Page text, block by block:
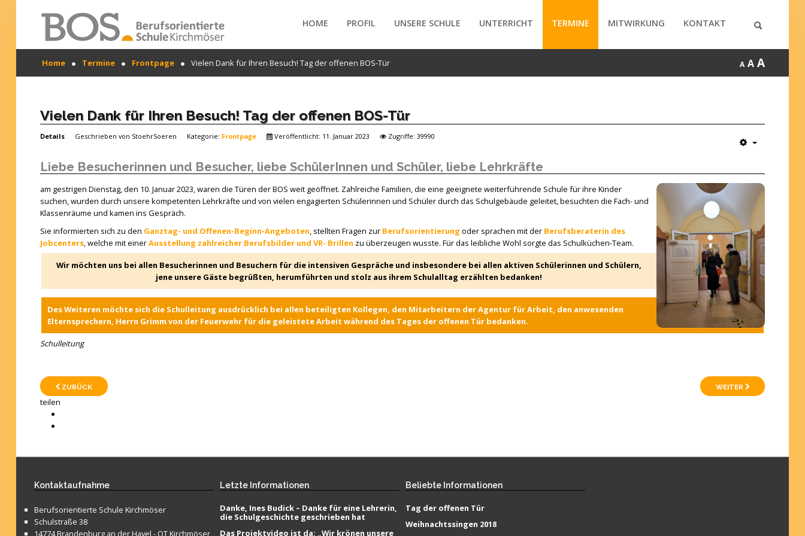
Warning: "continue" targeting switch is equivalent
to "break". Did you mean to use "continue 2"? in
/mnt/web417/e3/61/59568561/htdocs/forte2/templates/forte/vertex/responsive/responsive_mobile_menu.php
Termine
Mitwirkung
Kontakt
SUCHEN
HOME PROFIL UNSERE SCHULE UNTERRICHT TERMINE MITWIRKUNG KONTAKT
Home Termine Frontpage Vielen Dank für Ihren Besuch! Tag der offenen BOS-Tür A A A
Vielen Dank für Ihren Besuch! Tag der offenen BOS-Tür
Details Geschrieben von StoehrSoeren Kategorie: Frontpage Veröffentlicht: 11. Januar 2023 Zugriffe: 39990
Liebe Besucherinnen und Besucher, liebe SchülerInnen und Schüler, liebe Lehrkräfte
am gestrigen Dienstag, den 10. Januar 2023, waren die Türen der BOS weit geöffnet. Zahlreiche Familien, die eine geeignete weiterführende Schule für ihre Kinder
suchen, wurden durch unsere kompetenten Lehrkräfte und von vielen engagierten Schülerinnen und Schüler durch das Schulgebäude geleitet, besuchten die Fach- und
Klassenräume und kamen ins Gespräch.
Sie informierten sich zu den Ganztag- und Offenen-Beginn-Angeboten, stellten Fragen zur Berufsorientierung oder sprachen mit der Berufsberaterin des
Jobcenters, welche mit einerAusstellung zahlreicher Berufsbilder und VR- Brillen zu überzeugen wusste. Für das leibliche Wohl sorgte das Schulküchen-Team.
Wir möchten uns bei allen Besucherinnen und Besuchern für die intensiven Gespräche und insbesondere bei allen aktiven Schülerinnen und Schülern,
jene unsere Gäste begrüßten, herumführten und stolz aus ihrem Schulalltag erzählten bedanken!
Des Weiteren möchte sich die Schulleitung ausdrücklich bei allen beteiligten Kollegen, den Mitarbeitern der Agentur für Arbeit, den anwesenden
Elternsprechern, Herrn Grimm von der Feuerwehr für die geleistete Arbeit während des Tages der offenen Tür bedanken.
Schulleitung
ZURÜCK WEITER
teilen
Kontaktaufnahme
Berufsorientierte Schule Kirchmöser
Schulstraße 38
14774 Brandenburg an der Havel - OT Kirchmöser
Letzte Informationen
Danke, Ines Budick – Danke für eine Lehrerin,
die Schulgeschichte geschrieben hat
Das Projektvideo ist da: „Wir krönen unsere
Beliebte Informationen
Tag der offenen Tür
Weihnachtssingen 2018